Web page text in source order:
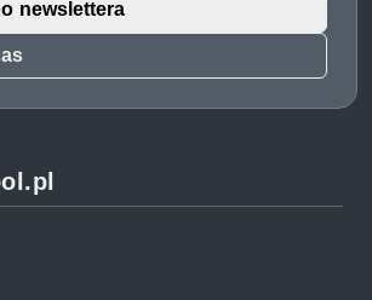
newslettera